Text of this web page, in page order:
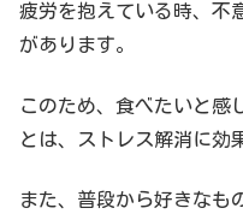
疲労を抱えている時、不
があります。
このため、食べたいと感
とは、ストレス解消に効
また、普段から好きなも